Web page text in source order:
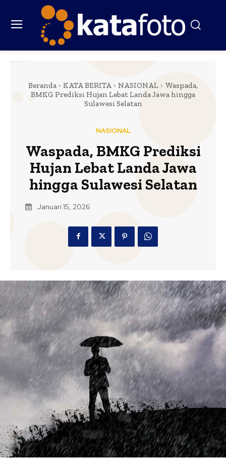
Beranda KATA BERITA NASIONAL
Waspada,
BMKG Prediksi Hujan Lebat Landa Jawa hingga
Sulawesi Selatan
NASIONAL
Waspada, BMKG Prediksi
Hujan Lebat Landa Jawa
hingga Sulawesi Selatan
Januari 15, 2026